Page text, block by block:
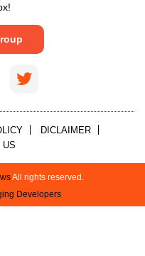
DICLAIMER
US
All rights reserved.
Developers